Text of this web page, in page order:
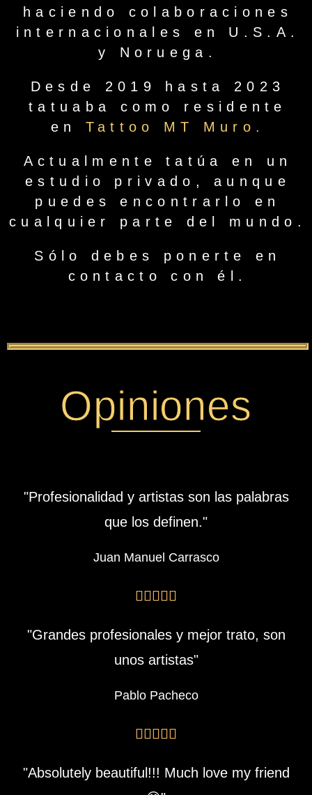
haciendo colaboraciones
internacionales en U.S.A.
y Noruega.
Desde 2019 hasta 2023
tatuaba como residente
en Tattoo MT Muro.
Actualmente tatúa en un
estudio privado, aunque
puedes encontrarlo en
cualquier parte del mundo.
Sólo debes ponerte en
contacto con él.
Opiniones
"Profesionalidad y artistas son las palabras
que los definen."
Juan Manuel Carrasco

"Grandes profesionales y mejor trato, son
unos artistas"
Pablo Pacheco

"Absolutely beautiful!!! Much love my friend